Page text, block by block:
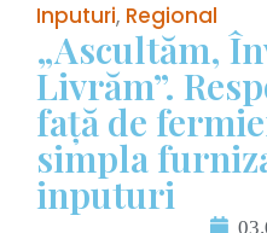
Inputuri, Regional
„Ascultăm,
Livrăm”.
față de
simpla
inputuri